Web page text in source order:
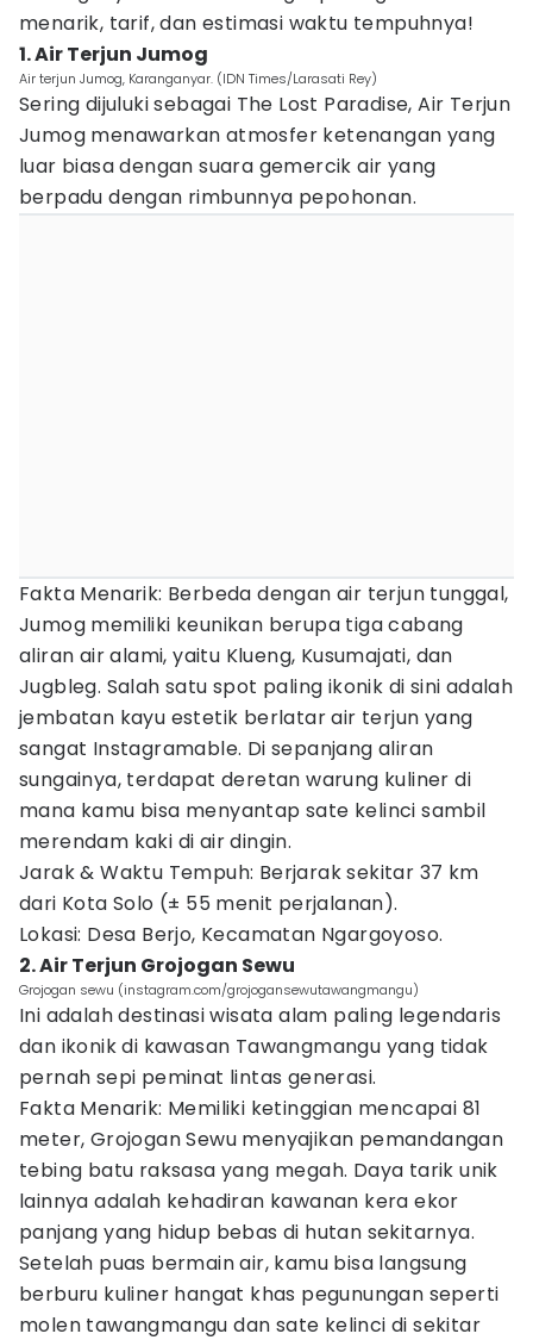
menarik, tarif, dan estimasi waktu tempuhnya!
1. Air Terjun Jumog
Air terjun Jumog, Karanganyar. (IDN Times/Larasati Rey)
Sering dijuluki sebagai The Lost Paradise, Air Terjun
Jumog menawarkan atmosfer ketenangan yang
luar biasa dengan suara gemercik air yang
berpadu dengan rimbunnya pepohonan.
Fakta Menarik: Berbeda dengan air terjun tunggal,
Jumog memiliki keunikan berupa tiga cabang
aliran air alami, yaitu Klueng, Kusumajati, dan
Jugbleg. Salah satu spot paling ikonik di sini adalah
jembatan kayu estetik berlatar air terjun yang
sangat Instagramable. Di sepanjang aliran
sungainya, terdapat deretan warung kuliner di
mana kamu bisa menyantap sate kelinci sambil
merendam kaki di air dingin.
Jarak & Waktu Tempuh: Berjarak sekitar 37 km
dari Kota Solo (± 55 menit perjalanan).
Lokasi: Desa Berjo, Kecamatan Ngargoyoso.
2. Air Terjun Grojogan Sewu
Grojogan sewu (instagram.com/grojogansewutawangmangu)
Ini adalah destinasi wisata alam paling legendaris
dan ikonik di kawasan Tawangmangu yang tidak
pernah sepi peminat lintas generasi.
Fakta Menarik: Memiliki ketinggian mencapai 81
meter, Grojogan Sewu menyajikan pemandangan
tebing batu raksasa yang megah. Daya tarik unik
lainnya adalah kehadiran kawanan kera ekor
panjang yang hidup bebas di hutan sekitarnya.
Setelah puas bermain air, kamu bisa langsung
berburu kuliner hangat khas pegunungan seperti
molen tawangmangu dan sate kelinci di sekitar